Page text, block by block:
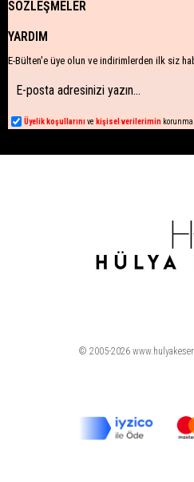
SÖZLEŞMELER
YARDIM
E-Bülten'e üye olun ve indirimlerden ilk siz
Üyelik koşullarını ve kişisel verilerimin
© 2005-2026